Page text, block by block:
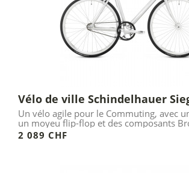
Vélo de ville Schindelhauer
Un vélo agile pour le Commuting, avec
un moyeu flip-flop et des composants
2 089 CHF